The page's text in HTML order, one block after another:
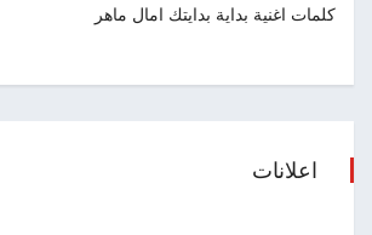
كلمات اغنية بداية بدايتك امال ماهر
اعلانات